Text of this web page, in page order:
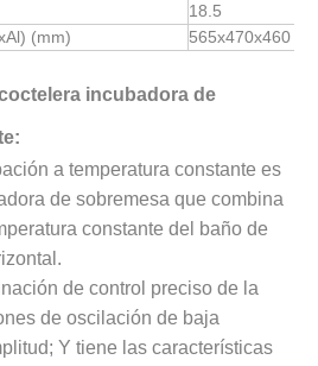
18.5
(mm)
565x470x460
incubadora de
a temperatura constante es
de sobremesa que combina
constante del baño de
de control preciso de la
de oscilación de baja
Y tiene las características